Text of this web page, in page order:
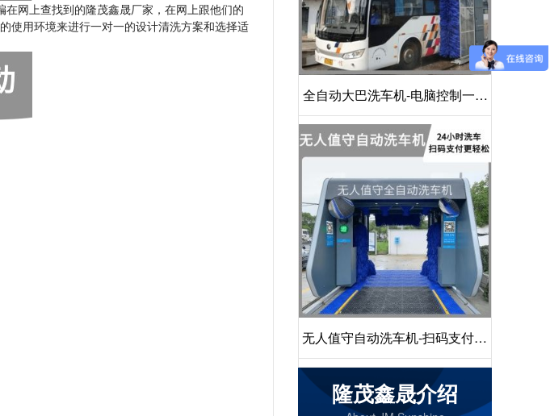
网上查找到的隆茂鑫晟厂家，在网上跟他们的
使用环境来进行一对一的设计清洗方案和选择适
全自动大巴洗车机-电脑控制一键
启动清洗[隆茂鑫晟]
无人值守自动洗车机-扫码支付24
小时不停机洗车[隆茂鑫晟]
隆茂鑫晟介绍